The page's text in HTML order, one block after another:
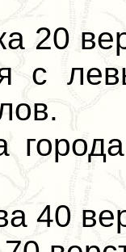
20
с
40